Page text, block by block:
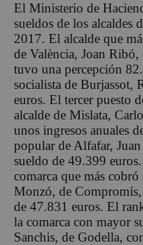
El Ministerio de
sueldos de los alcaldes
2017. El alcalde que
de València, Joan
tuvo una percepción
socialista de Burjassot,
euros. El tercer puesto
alcalde de Mislata,
unos ingresos anuales
popular de Alfafar,
sueldo de 49.399
comarca que más cobró
Monzó, de
de 47.831 euros. El
la comarca con mayor
Sanchis, de Godella,